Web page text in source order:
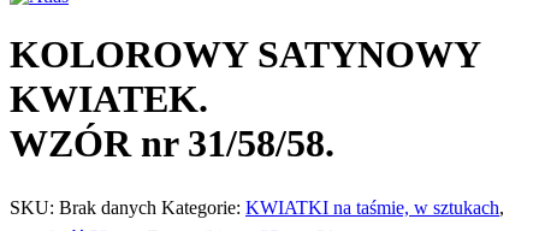
KOLOROWY SATYNOWY
KWIATEK.
WZÓR nr 31/58/58.
SKU: Brak danych Kategorie: KWIATKI na taśmie, w sztukach,